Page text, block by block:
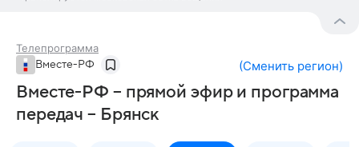
Телепрограмма
Вместе-РФ (Сменить регион)
Вместе-РФ – прямой эфир и программа
передач – Брянск